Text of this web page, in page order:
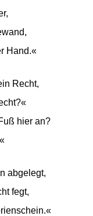
Hand.«
Recht,
hier an?
abgelegt,
fegt,